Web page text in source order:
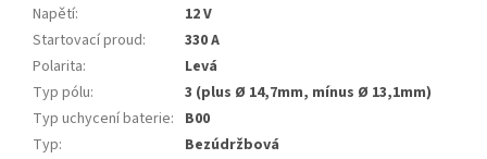
Napětí:
12 V
Startovací proud:
330 A
Polarita:
Levá
Typ pólu:
3 (plus Ø 14,7mm, mínus Ø 13,1mm)
Typ uchycení baterie: B00
Typ: Bezúdržbová